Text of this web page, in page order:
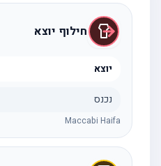
חילוף יוצא
יוצא
נכנס
Maccabi Haifa